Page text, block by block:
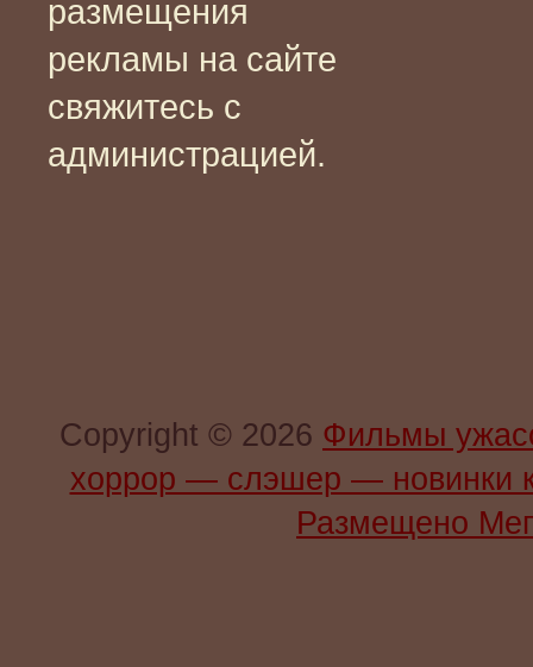
размещения
рекламы на сайте
свяжитесь с
администрацией.
Copyright © 2026 Фильмы
хоррор — слэшер —
Размещено